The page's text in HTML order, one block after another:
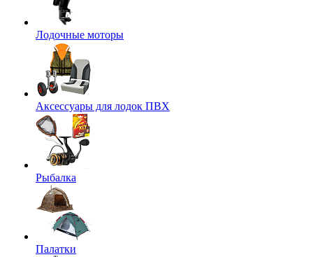
Лодочные моторы
Аксессуары для лодок ПВХ
Рыбалка
Палатки